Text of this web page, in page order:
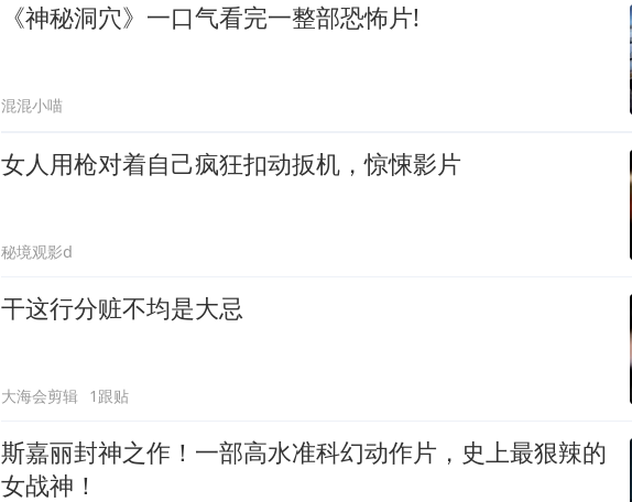
《神秘洞穴》一口气看完一整部恐怖片!
混混小喵
女人用枪对着自己疯狂扣动扳机，惊悚影片
秘境观影d
干这行分赃不均是大忌
大海会剪辑 1跟贴
斯嘉丽封神之作！一部高水准科幻动作片，史上最狠辣的
女战神！